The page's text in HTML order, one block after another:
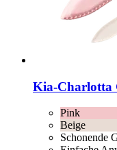
Kia-Charlotta
Pink
Beige
Schonende